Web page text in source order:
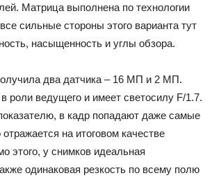
Матрица выполнена по технологии
сильные стороны этого варианта тут
насыщенность и углы обзора.
два датчика – 16 МП и 2 МП.
роли ведущего и имеет светосилу F/1.7.
в кадр попадают даже самые
на итоговом качестве
этого, у снимков идеальная
одинаковая резкость по всему полю